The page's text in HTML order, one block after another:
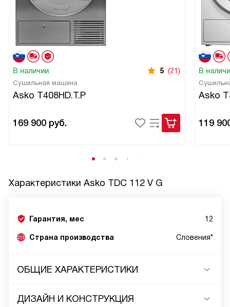
В наличии 5 (21)
Сушильная машина
Asko T408HD.T.P
169 900 руб.
В
Asko
119
Характеристики Asko TDC 112 V G
Гарантия, мес 12
Страна производства Словения*
ОБЩИЕ ХАРАКТЕРИСТИКИ
ДИЗАЙН И КОНСТРУКЦИЯ